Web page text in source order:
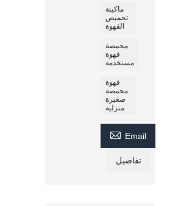
ماكينة
تحميص
القهوة
محمصة
قهوة
مستخدمة
قهوة
محمصة
صغيرة
منزلية
 Email
تفاصيل